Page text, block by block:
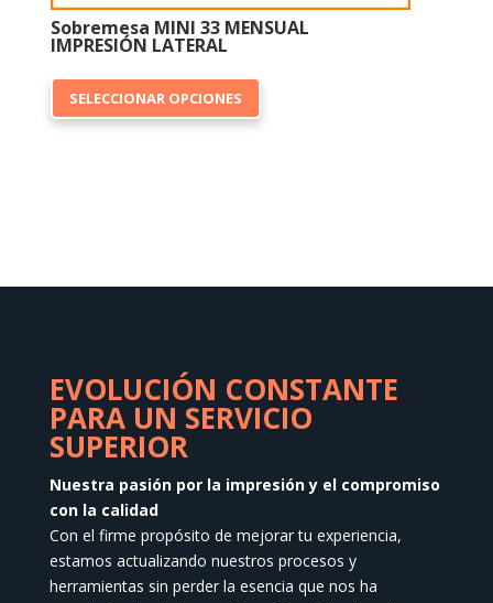
Sobremesa MINI 33 MENSUAL
IMPRESIÓN LATERAL
SELECCIONAR OPCIONES
la
página
producto
EVOLUCIÓN CONSTANTE
PARA UN SERVICIO
SUPERIOR
Nuestra pasión por la impresión y el compromiso
con la calidad
Con el firme propósito de mejorar tu experiencia,
estamos actualizando nuestros procesos y
herramientas sin perder la esencia que nos ha